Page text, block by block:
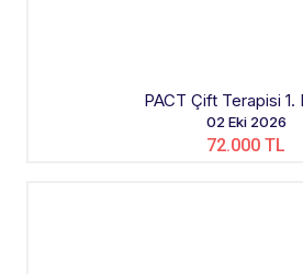
PACT Çift Terapisi 1.
02 Eki 2026
72.000 TL